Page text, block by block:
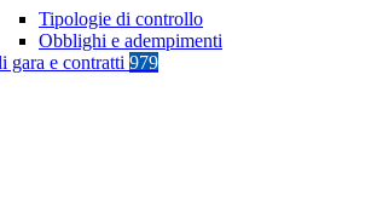
Tipologie di controllo
Obblighi e adempimenti
gara e contratti 979